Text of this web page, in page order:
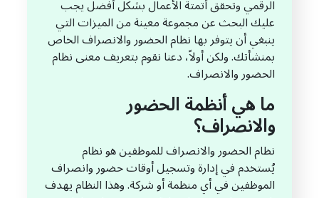
الرقمي وتحقق أتمتة الأعمال بشكل أفضل يجب
عليك البحث عن مجموعة معينة من الميزات التي
ينبغي أن يتوفر بها نظام الحضور والانصراف الخاص
بمنشأتك. ولكن أولاً، دعنا نقوم بتعريف معنى نظام
الحضور والانصراف.
ما هي أنظمة الحضور
والانصراف؟
نظام الحضور والانصراف للموظفين هو نظام
يُستخدم في إدارة وتسجيل أوقات حضور وانصراف
الموظفين في أي منظمة أو شركة. وهذا النظام يهدف